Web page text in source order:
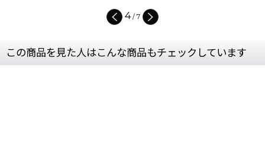
4/ 7
この商品を見た人はこんな商品もチェックしています